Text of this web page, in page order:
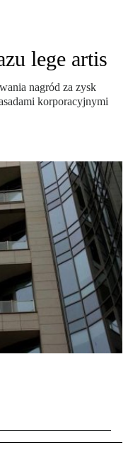
lege artis
nagród za zysk
korporacyjnymi